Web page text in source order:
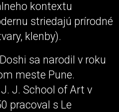
kontextu
striedajú prírodné
klenby).
sa narodil v roku
meste Pune.
J. School of Art v
pracoval s Le